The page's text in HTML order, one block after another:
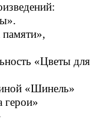
«Цветы для
«Шинель»
герои»